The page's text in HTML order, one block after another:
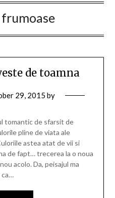
de toamna
29, 2015 by
tomantic de sfarsit de
pline de viata ale
astea atat de vii si
de fapt… trecerea la o noua
acolo. Da, peisajul ma
ca…